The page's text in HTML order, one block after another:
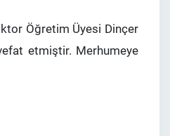
Öğretim Üyesi Dinçer
etmiştir. Merhumeye